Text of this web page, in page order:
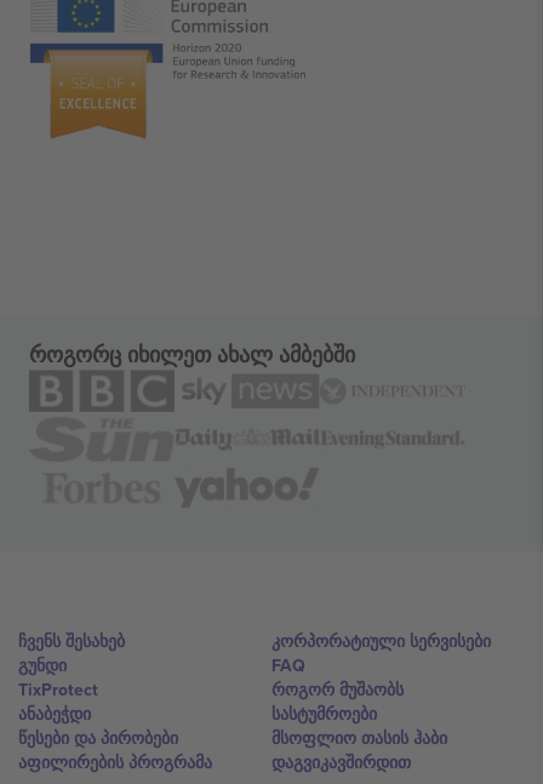
როგორც იხილეთ ახალ ამბებში
ჩვენს შესახებ
გუნდი
TixProtect
ანაბეჭდი
წესები და პირობები
აფილირების პროგრამა
კორპორატიული სერვისები
FAQ
როგორ მუშაობს
სასტუმროები
მსოფლიო თასის ჰაბი
დაგვიკავშირდით